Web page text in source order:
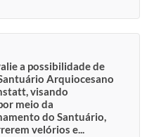
a possibilidade de
Arquiocesano
visando
meio da
do Santuário,
velórios e...